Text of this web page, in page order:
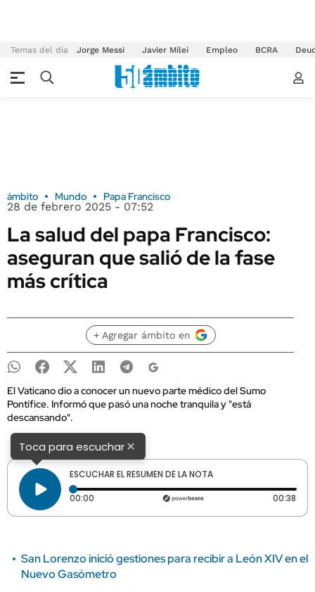
Temas del día Jorge Messi Javier Milei Empleo BCRA
ámbito Mundo Papa Francisco
28 de febrero 2025 - 07:52
La salud del papa Francisco:
aseguran que salió de la fase
más crítica
+ Agregar ámbito en
El Vaticano dio a conocer un nuevo parte médico del Sumo
Pontífice. Informó que pasó una noche tranquila y "está
descansando".
Toca para escuchar×
ESCUCHAR EL RESUMEN DE LA NOTA
00:00 Tiempo transcurrido: 0 segundos 00:38
San Lorenzo inició gestiones para recibir a León XIV en el
Nuevo Gasómetro